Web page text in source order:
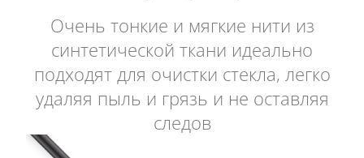
Очень тонкие и мягкие нити из
синтетической ткани идеально
подходят для очистки стекла, легко
удаляя пыль и грязь и не оставляя
следов